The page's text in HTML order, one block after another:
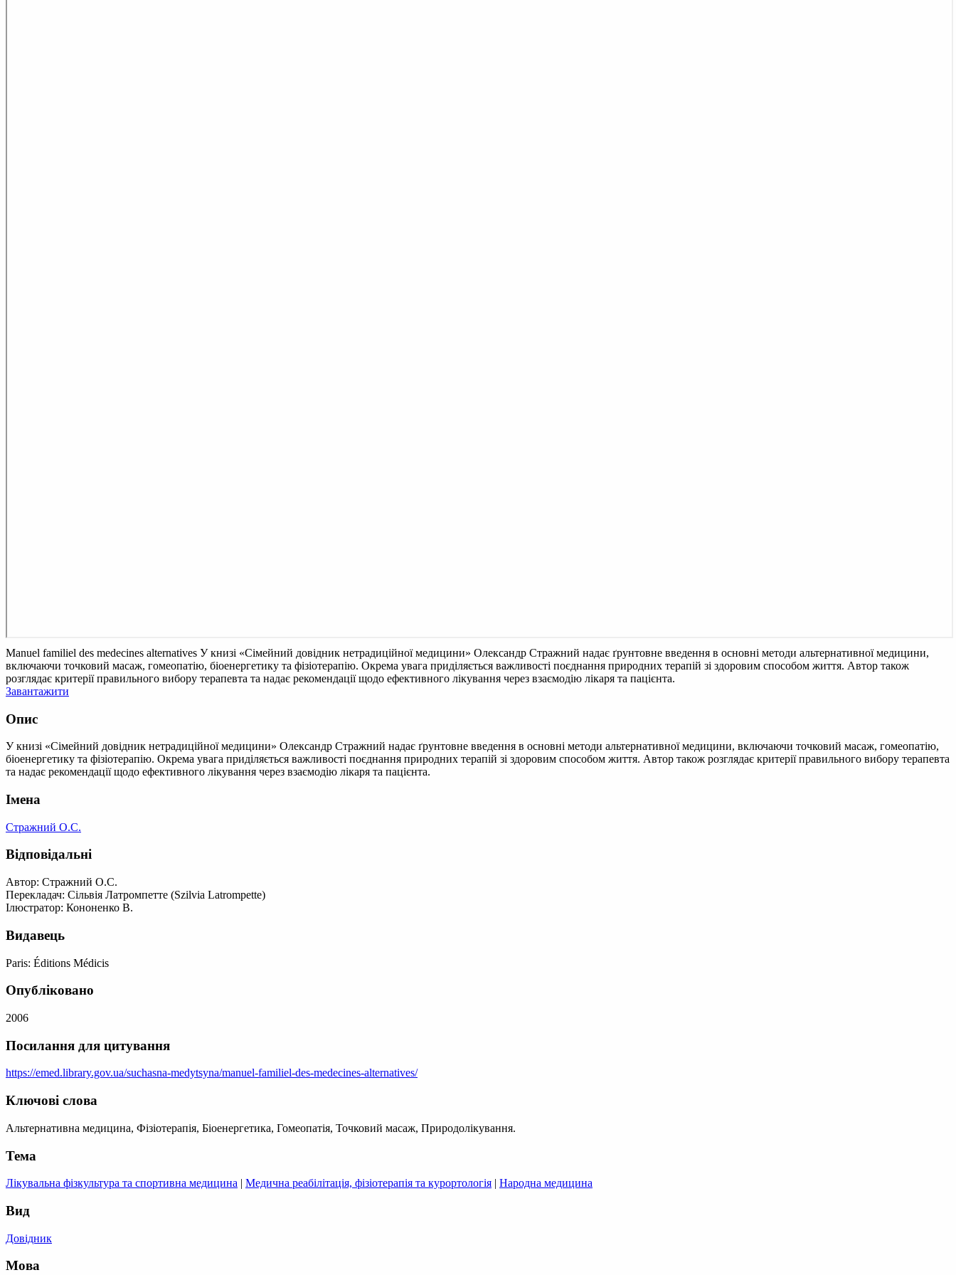
Manuel familiel des medecines alternatives У книзі «Сімейний довідник нетрадиційної медицини» Олександр Стражний надає ґрунтовне введення в основні методи альтернативної медицини,
включаючи точковий масаж, гомеопатію, біоенергетику та фізіотерапію. Окрема увага приділяється важливості поєднання природних терапій зі здоровим способом життя. Автор також
розглядає критерії правильного вибору терапевта та надає рекомендації щодо ефективного лікування через взаємодію лікаря та пацієнта.
Завантажити
Опис
У книзі «Сімейний довідник нетрадиційної медицини» Олександр Стражний надає ґрунтовне введення в основні методи альтернативної медицини, включаючи точковий масаж, гомеопатію,
біоенергетику та фізіотерапію. Окрема увага приділяється важливості поєднання природних терапій зі здоровим способом життя. Автор також розглядає критерії правильного вибору терапевта
та надає рекомендації щодо ефективного лікування через взаємодію лікаря та пацієнта.
Імена
Стражний О.С.
Відповідальні
Автор: Стражний О.С.
Перекладач: Сільвія Латромпетте (Szilvia Latrompette)
Ілюстратор: Кононенко В.
Видавець
Paris: Éditions Médicis
Опубліковано
2006
Посилання для цитування
https://emed.library.gov.ua/suchasna-medytsyna/manuel-familiel-des-medecines-alternatives/
Ключові слова
Альтернативна медицина, Фізіотерапія, Біоенергетика, Гомеопатія, Точковий масаж, Природолікування.
Тема
Лікувальна фізкультура та спортивна медицина | Медична реабілітація, фізіотерапія та курортологія | Народна медицина
Вид
Довідник
Мова